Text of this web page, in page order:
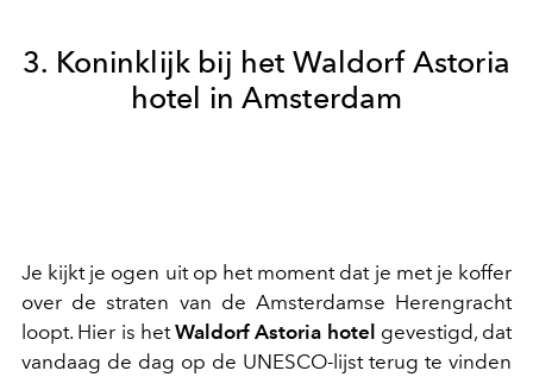
3. Koninklijk bij het Waldorf Astoria
hotel in Amsterdam
Je kijkt je ogen uit op het moment dat je met je koffer
over de straten van de Amsterdamse Herengracht
loopt. Hier is hetWaldorf Astoria hotel gevestigd, dat
vandaag de dag op de UNESCO-lijst terug te vinden